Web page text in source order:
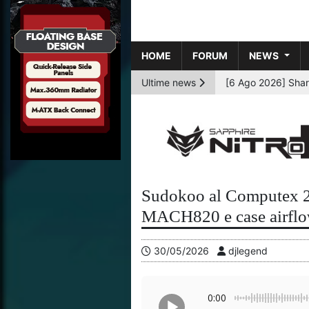
HOME FORUM NEWS
Ultime news
[6 Ago 2026]
Sudokoo al Computex
MACH820 e case
30/05/2026 djlegend
0:00